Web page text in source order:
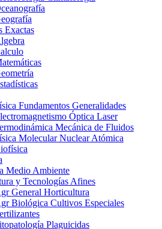
Exactas
Fundamentos Generalidades
Óptica Laser
Mecánica de Fluidos
Molecular Nuclear Atómica
Medio Ambiente
y Tecnologías Afines
General Horticultura
Biológica Cultivos Especiales
Plaguicidas